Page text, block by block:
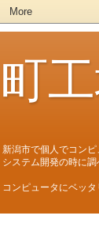
町
新潟市で個人でコン
システム開発の時に
コンピュータにベッ